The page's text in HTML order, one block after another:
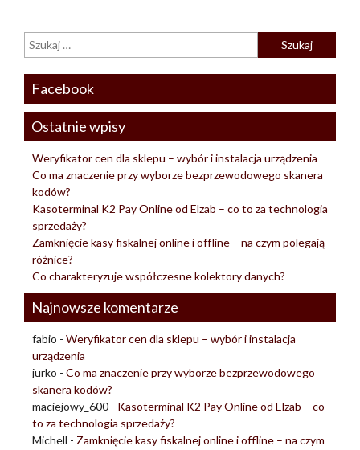
Facebook
Ostatnie wpisy
Weryfikator cen dla sklepu – wybór i instalacja urządzenia
Co ma znaczenie przy wyborze bezprzewodowego skanera
kodów?
Kasoterminal K2 Pay Online od Elzab – co to za technologia
sprzedaży?
Zamknięcie kasy fiskalnej online i offline – na czym polegają
różnice?
Co charakteryzuje współczesne kolektory danych?
Najnowsze komentarze
fabio - Weryfikator cen dla sklepu – wybór i instalacja
urządzenia
jurko - Co ma znaczenie przy wyborze bezprzewodowego
skanera kodów?
maciejowy_600 - Kasoterminal K2 Pay Online od Elzab – co
to za technologia sprzedaży?
Michell - Zamknięcie kasy fiskalnej online i offline – na czym